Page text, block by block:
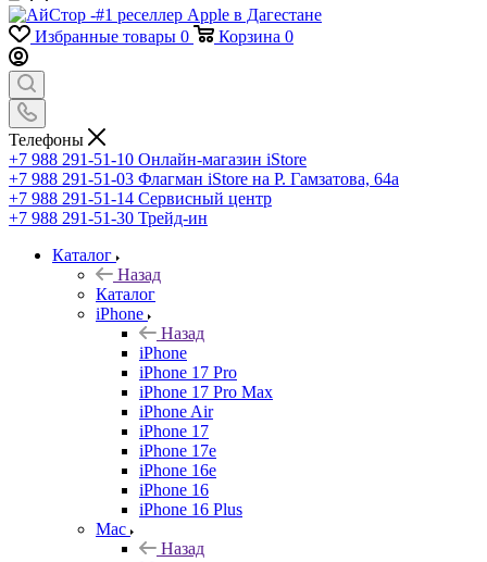
Избранные товары 0 Корзина 0
Телефоны
+7 988 291-51-10 Онлайн-магазин iStore
+7 988 291-51-03 Флагман iStore на Р. Гамзатова, 64а
+7 988 291-51-14 Сервисный центр
+7 988 291-51-30 Трейд-ин
Каталог
Назад
Каталог
iPhone
Назад
iPhone
iPhone 17 Pro
iPhone 17 Pro Max
iPhone Air
iPhone 17
iPhone 17e
iPhone 16e
iPhone 16
iPhone 16 Plus
Mac
Назад